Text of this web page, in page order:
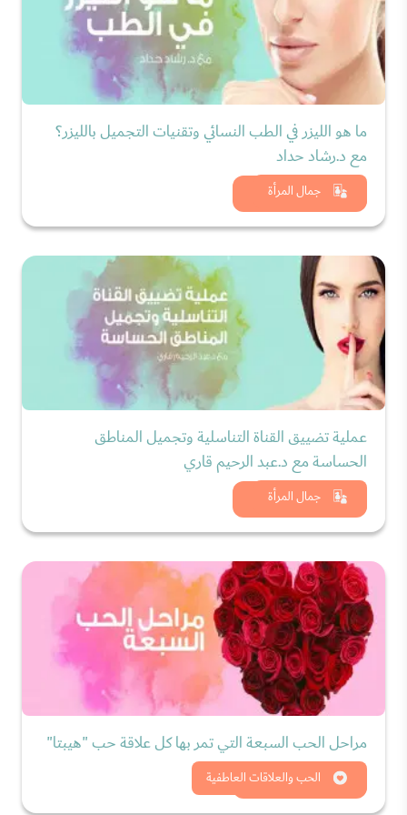
جمال المرأة
ما هو الليزر في الطب النسائي وتقنيات التجميل بالليزر؟
مع د.رشاد حداد
شاهد الان
جمال المرأة
عملية تضييق القناة التناسلية وتجميل المناطق
الحساسة مع د.عبد الرحيم قاري
شاهد الان
الحب والعلاقات العاطفية
مراحل الحب السبعة التي تمر بها كل علاقة حب "هيبتا"
شاهد الان